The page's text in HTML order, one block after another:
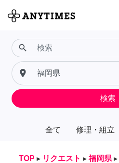
全て 修理・組立
search
place
検索
TOP ▸ リクエスト ▸ 福岡県 ▸